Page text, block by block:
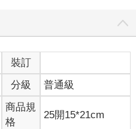
裝訂
分級 普通級
商品規
格
25開15*21cm